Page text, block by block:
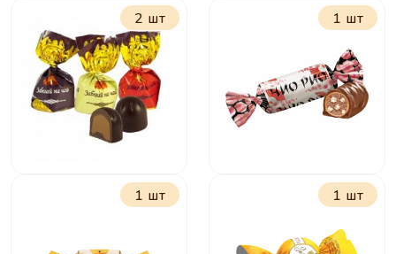
Элли с
шоколадно-
ореховой
начинкой
Вместе вкуснее
2 шт 1 шт
Чио-Рио
1 шт 1 шт